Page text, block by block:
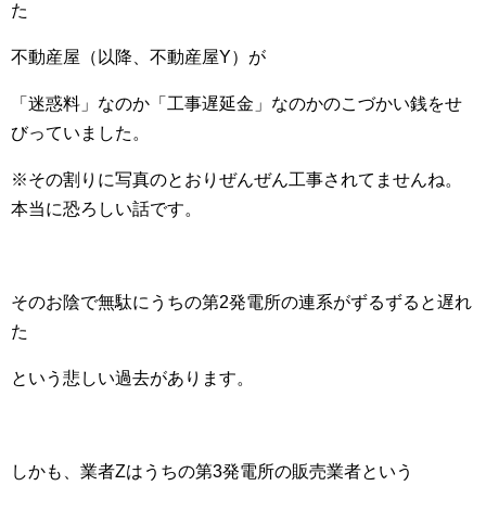
た
不動産屋（以降、不動産屋Y）が
「迷惑料」なのか「工事遅延金」なのかのこづかい銭をせ
びっていました。
※その割りに写真のとおりぜんぜん工事されてませんね。
本当に恐ろしい話です。
そのお陰で無駄にうちの第2発電所の連系がずるずると遅れ
た
という悲しい過去があります。
しかも、業者Zはうちの第3発電所の販売業者という